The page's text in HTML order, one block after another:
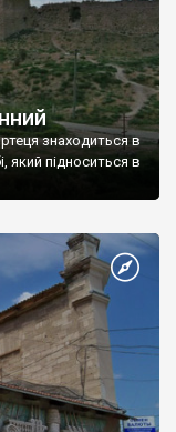
знаходиться в
який підноситься в